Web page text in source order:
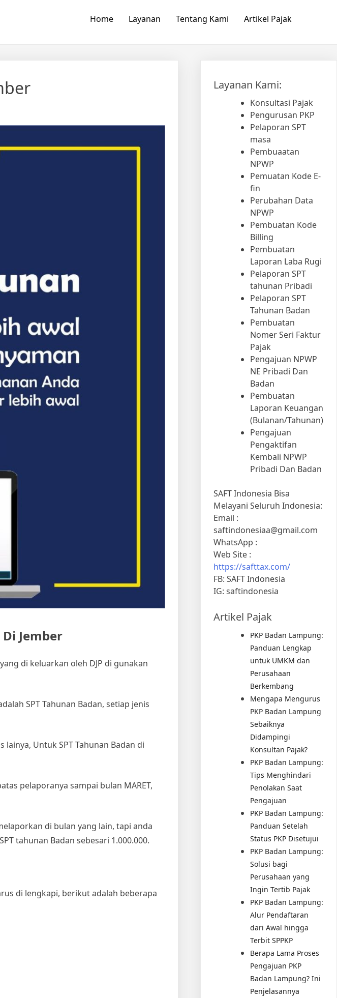
Home Layanan Tentang Kami Artikel Pajak
Jember
di keluarkan oleh DJP di gunakan
SPT Tahunan Badan, setiap jenis
Untuk SPT Tahunan Badan di
pelaporanya sampai bulan MARET,
di bulan yang lain, tapi anda
tahunan Badan sebesari 1.000.000.
di lengkapi, berikut adalah beberapa
Layanan Kami:
Konsultasi Pajak
Pengurusan PKP
Pelaporan SPT
masa
Pembuaatan
NPWP
Pemuatan Kode E-
fin
Perubahan Data
NPWP
Pembuatan Kode
Billing
Pembuatan
Laporan Laba Rugi
Pelaporan SPT
tahunan Pribadi
Pelaporan SPT
Tahunan Badan
Pembuatan
Nomer Seri Faktur
Pajak
Pengajuan NPWP
NE Pribadi Dan
Badan
Pembuatan
Laporan Keuangan
(Bulanan/Tahunan)
Pengajuan
Pengaktifan
Kembali NPWP
Pribadi Dan Badan
SAFT Indonesia Bisa
Melayani Seluruh Indonesia:
Email :
saftindonesiaa@gmail.com
WhatsApp :
Web Site :
https://safttax.com/
FB: SAFT Indonesia
IG: saftindonesia
Artikel Pajak
PKP Badan Lampung:
Panduan Lengkap
untuk UMKM dan
Perusahaan
Berkembang
Mengapa Mengurus
PKP Badan Lampung
Sebaiknya
Didampingi
Konsultan Pajak?
PKP Badan Lampung:
Tips Menghindari
Penolakan Saat
Pengajuan
PKP Badan Lampung:
Panduan Setelah
Status PKP Disetujui
PKP Badan Lampung:
Solusi bagi
Perusahaan yang
Ingin Tertib Pajak
PKP Badan Lampung:
Alur Pendaftaran
dari Awal hingga
Terbit SPPKP
Berapa Lama Proses
Pengajuan PKP
Badan Lampung? Ini
Penjelasannya